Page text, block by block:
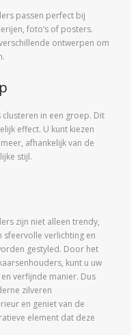
passen perfect bij
foto’s of posters.
ontwerpen om
in een groep. Dit
effect. U kunt kiezen
afhankelijk van de
stijl.
zijn niet alleen trendy,
verlichting en
gestyled. Door het
kunt u uw
verfijnde manier. Dus
zilveren
en geniet van de
element dat deze